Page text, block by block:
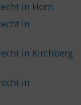
in Horn
in
in Kirchberg
in